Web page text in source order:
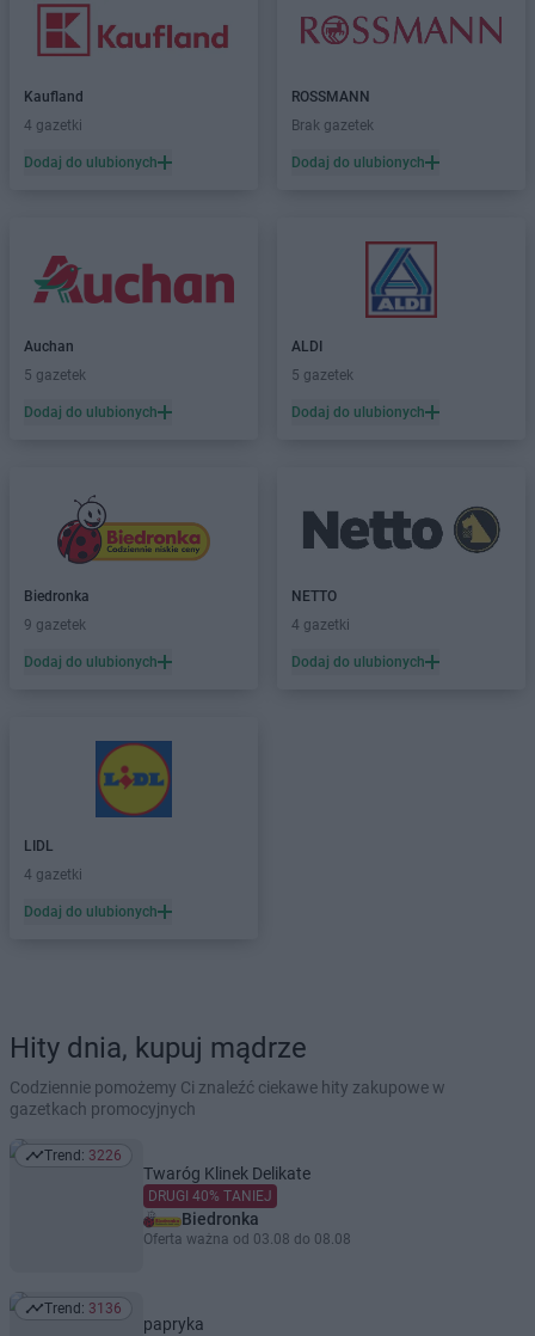
Kaufland
4 gazetki
Dodaj do ulubionych
ROSSMANN
Brak gazetek
Dodaj do ulubionych
Auchan
5 gazetek
Dodaj do ulubionych
ALDI
5 gazetek
Dodaj do ulubionych
Biedronka
9 gazetek
Dodaj do ulubionych
NETTO
4 gazetki
Dodaj do ulubionych
LIDL
4 gazetki
Dodaj do ulubionych
Hity dnia, kupuj mądrze
Codziennie pomożemy Ci znaleźć ciekawe hity zakupowe w
gazetkach promocyjnych
Trend: 3226
Trend: 3226
Twaróg Klinek Delikate
DRUGI 40% TANIEJ
Biedronka
Oferta ważna od 03.08 do 08.08
Trend: 3136
Trend: 3136
papryka